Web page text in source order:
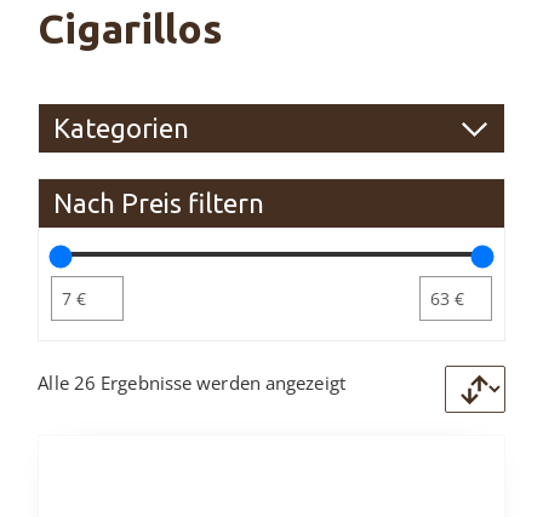
Cigarillos
Kategorien
Nach Preis filtern
Alle 26 Ergebnisse werden angezeigt